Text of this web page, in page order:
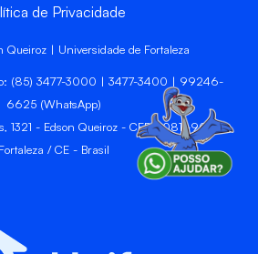
de Privacidade
Queiroz | Universidade de Fortaleza
(85) 3477-3000 | 3477-3400 | 99246-
6625 (WhatsApp)
1321 - Edson Queiroz - CEP 60811-905 -
Fortaleza / CE - Brasil